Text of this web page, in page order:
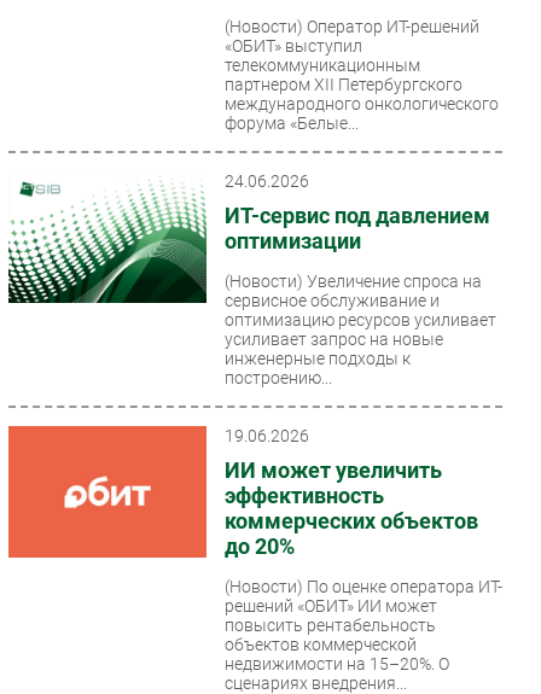
(Новости) Оператор ИТ-решений
«ОБИТ» выступил
телекоммуникационным
партнером XII Петербургского
международного онкологического
форума «Белые...
24.06.2026
ИТ-сервис под давлением
оптимизации
(Новости) Увеличение спроса на
сервисное обслуживание и
оптимизацию ресурсов усиливает
усиливает запрос на новые
инженерные подходы к
построению...
19.06.2026
ИИ может увеличить
эффективность
коммерческих объектов
до 20%
(Новости) По оценке оператора ИТ-
решений «ОБИТ» ИИ может
повысить рентабельность
объектов коммерческой
недвижимости на 15–20%. О
сценариях внедрения...